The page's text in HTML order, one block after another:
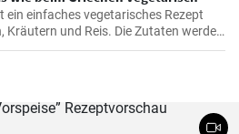
ein einfaches vegetarisches Rezept
Kräutern und Reis. Die Zutaten werden
Hauptspeise zu Brot oder
und einfach zubereitet.